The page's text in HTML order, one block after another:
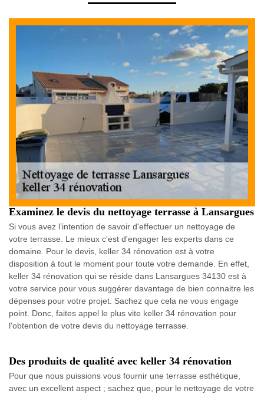
Examinez le devis du nettoyage terrasse à Lansargues
Si vous avez l’intention de savoir d'effectuer un nettoyage de
votre terrasse. Le mieux c'est d'engager les experts dans ce
domaine. Pour le devis, keller 34 rénovation est à votre
disposition à tout le moment pour toute votre demande. En effet,
keller 34 rénovation qui se réside dans Lansargues 34130 est à
votre service pour vous suggérer davantage de bien connaitre les
dépenses pour votre projet. Sachez que cela ne vous engage
point. Donc, faites appel le plus vite keller 34 rénovation pour
l'obtention de votre devis du nettoyage terrasse.
Des produits de qualité avec keller 34 rénovation
Pour que nous puissions vous fournir une terrasse esthétique,
avec un excellent aspect ; sachez que, pour le nettoyage de votre